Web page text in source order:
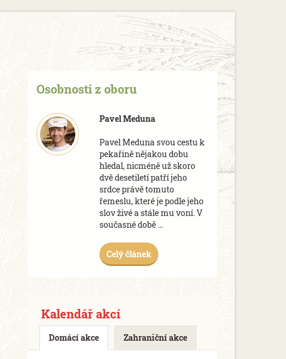
Osobnosti z oboru
Pavel Meduna
Pavel Meduna svou cestu k
pekařině nějakou dobu
hledal, nicméně už skoro
dvě desetiletí patří jeho
srdce právě tomuto
řemeslu, které je podle jeho
slov živé a stále mu voní. V
současné době ...
Celý článek
Kalendář akcí
Domácí akce Zahraniční akce